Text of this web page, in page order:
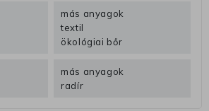
más anyagok
textil
ökológiai bőr
más anyagok
radír